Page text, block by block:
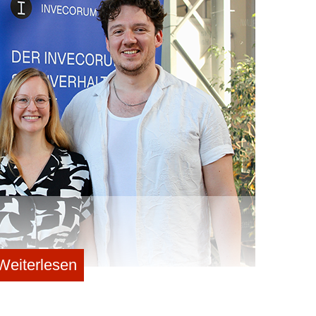
Leitstand aus professionell geflogen und lückenlos überwacht. ©
lagerte unter kontrollierten pharmazeutischen
nicht mehr sinnvoll weitergegeben oder
eine Rücknahme kategorisch aus. Am Ende blieb
die Erkenntnis aus weit über 150 Stunden Interviews
der Beobachtung, dass das keine
war, sondern ein systemisches Problem, mit
konfrontiert sind. Überschüsse entstehen
Projektänderungen, Forecasting-
oder strategische Entscheidungen wie
In der Pharma- und Chemieindustrie ist
aber irgendwann war der Punkt erreicht, an
wirklich lösen wollen, müssen wir es
angehen. Mit InCycling sind wir nun in der Lage viele
zu bauen, die an den Systemen und
gleichzeitig den bestehenden Handel mit Tradern,
besser vernetzt.